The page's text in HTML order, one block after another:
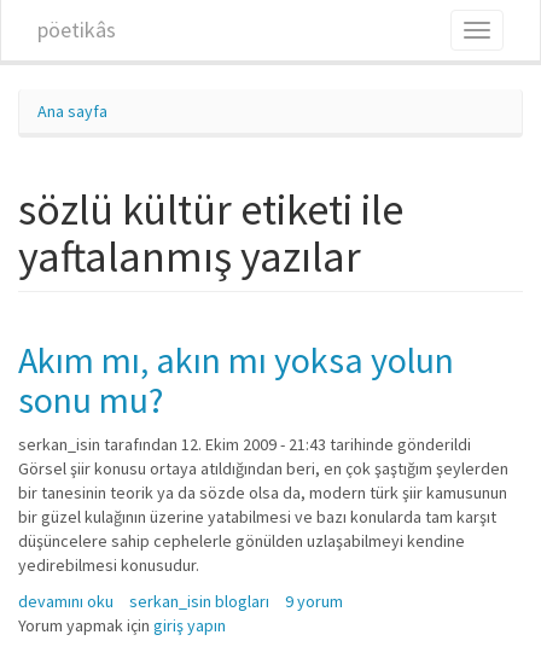
pöetikâs
Toggle
Ana sayfa
sözlü kültür etiketi ile
yaftalanmış yazılar
Akım mı, akın mı yoksa yolun
sonu mu?
serkan_isin tarafından 12. Ekim 2009 - 21:43 tarihinde gönderildi
Görsel şiir konusu ortaya atıldığından beri, en çok şaştığım şeylerden
bir tanesinin teorik ya da sözde olsa da, modern türk şiir kamusunun
bir güzel kulağının üzerine yatabilmesi ve bazı konularda tam karşıt
düşüncelere sahip cephelerle gönülden uzlaşabilmeyi kendine
yedirebilmesi konusudur.
Akım mı, akın mı yoksa yolun sonu mu? hakkında
devamını oku serkan_isin blogları
9 yorum
Yorum yapmak için giriş yapın